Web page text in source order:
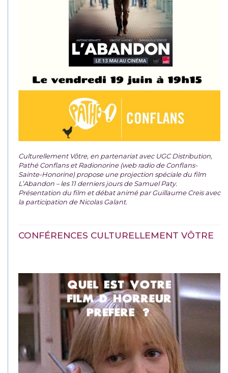
Culturellement Vôtre, en partenariat avec UGC Distribution,
Pathé Conflans et Radionorine (web radio de Conflans-
Sainte-Honorine) propose une projection spéciale du film
L’Abandon – les 11 derniers jours de Samuel Paty.
Présentation du film et débat animé par Guillaume Creis avec
la participation de Nicolas Galant.
CONFÉRENCES CULTURELLEMENT VÔTRE